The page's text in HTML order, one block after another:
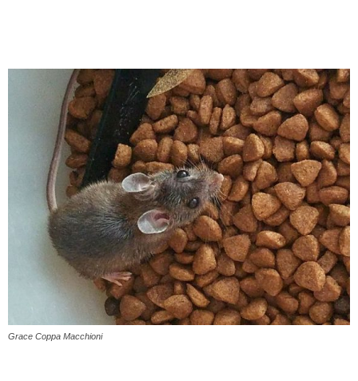
Grace Coppa Macchioni